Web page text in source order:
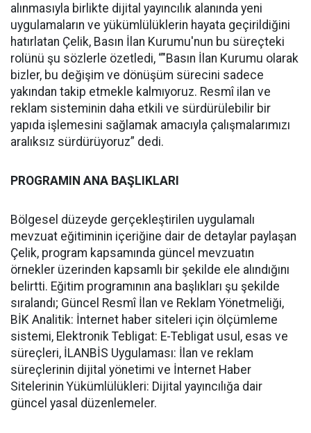
alınmasıyla birlikte dijital yayıncılık alanında yeni
uygulamaların ve yükümlülüklerin hayata geçirildiğini
hatırlatan Çelik, Basın İlan Kurumu'nun bu süreçteki
rolünü şu sözlerle özetledi, “"Basın İlan Kurumu olarak
bizler, bu değişim ve dönüşüm sürecini sadece
yakından takip etmekle kalmıyoruz. Resmî ilan ve
reklam sisteminin daha etkili ve sürdürülebilir bir
yapıda işlemesini sağlamak amacıyla çalışmalarımızı
aralıksız sürdürüyoruz” dedi.
PROGRAMIN ANA BAŞLIKLARI
Bölgesel düzeyde gerçekleştirilen uygulamalı
mevzuat eğitiminin içeriğine dair de detaylar paylaşan
Çelik, program kapsamında güncel mevzuatın
örnekler üzerinden kapsamlı bir şekilde ele alındığını
belirtti. Eğitim programının ana başlıkları şu şekilde
sıralandı; Güncel Resmî İlan ve Reklam Yönetmeliği,
BİK Analitik: İnternet haber siteleri için ölçümleme
sistemi, Elektronik Tebligat: E-Tebligat usul, esas ve
süreçleri, İLANBİS Uygulaması: İlan ve reklam
süreçlerinin dijital yönetimi ve İnternet Haber
Sitelerinin Yükümlülükleri: Dijital yayıncılığa dair
güncel yasal düzenlemeler.